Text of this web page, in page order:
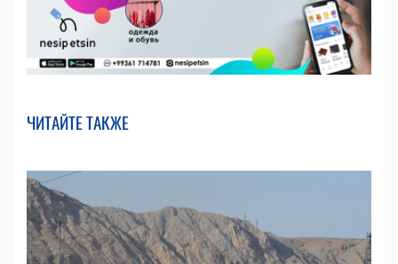
ЧИТАЙТЕ ТАКЖЕ